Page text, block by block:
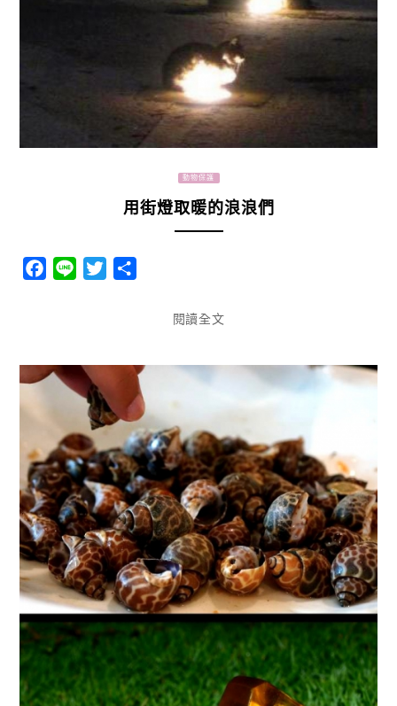
動物保護
用街燈取暖的浪浪們
Facebook
Line Twitter
閱讀全文